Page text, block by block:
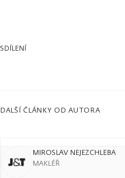
SDÍLENÍ
DALŠÍ ČLÁNKY OD AUTORA
MIROSLAV NEJEZCHLEBA
MAKLÉŘ